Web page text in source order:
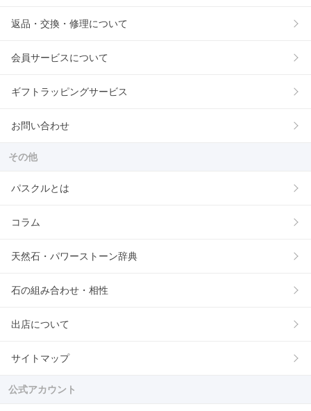
返品・交換・修理について
会員サービスについて
ギフトラッピングサービス
お問い合わせ
その他
パスクルとは
コラム
天然石・パワーストーン辞典
石の組み合わせ・相性
出店について
サイトマップ
公式アカウント